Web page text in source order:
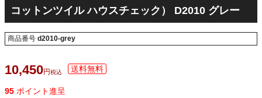
コットンツイル ハウスチェック） D2010 グレー
商品番号 d2010-grey
10,450 税込
95 ポイント進呈